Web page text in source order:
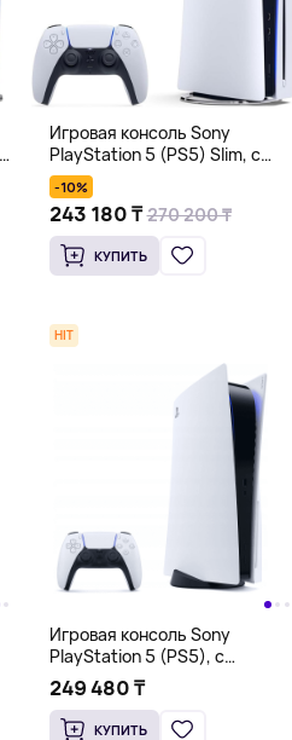
Игровая консоль Sony
PlayStation 5 (PS5) Slim, с
дисководом, 1 Тб, белый
-10%
243 180 ₸ 270 200 ₸
КУПИТЬ
HIT
Игровая консоль Sony
PlayStation 5 (PS5), с
дисководом, 825 Гб
249 480 ₸
КУПИТЬ